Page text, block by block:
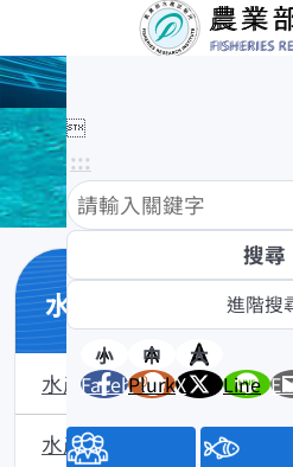
農業部水產

:::
小 中
大
Facebook
PlurkX Line
水產知識館
水產數位典藏
水產知識淺說